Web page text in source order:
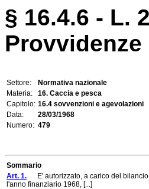
§ 16.4.6 - L.
Settore:
Normativa nazionale
Materia:
16. Caccia e pesca
Capitolo: 16.4 sovvenzioni e agevolazioni
Data:
28/03/1968
Numero: 479
Sommario
Art. 1. E' autorizzato, a carico del bilancio
l'anno finanziario 1968, [...]